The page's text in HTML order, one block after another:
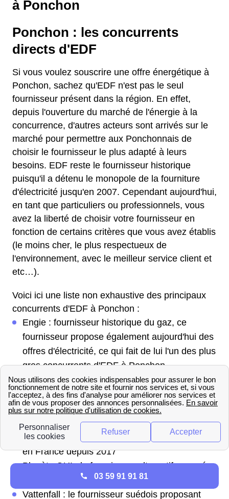
à Ponchon
Ponchon : les concurrents
directs d'EDF
Si vous voulez souscrire une offre énergétique à
Ponchon, sachez qu'EDF n'est pas le seul
fournisseur présent dans la région. En effet,
depuis l'ouverture du marché de l'énergie à la
concurrence, d'autres acteurs sont arrivés sur le
marché pour permettre aux Ponchonnais de
choisir le fournisseur le plus adapté à leurs
besoins. EDF reste le fournisseur historique
puisqu'il a détenu le monopole de la fourniture
d'électricité jusqu'en 2007. Cependant aujourd'hui,
en tant que particuliers ou professionnels, vous
avez la liberté de choisir votre fournisseur en
fonction de certains critères que vous avez établis
(le moins cher, le plus respectueux de
l'environnement, avec le meilleur service client et
etc…).
Voici ici une liste non exhaustive des principaux
concurrents d'EDF à Ponchon :
Engie : fournisseur historique du gaz, ce
fournisseur propose également aujourd'hui des
offres d'électricité, ce qui fait de lui l'un des plus
gros concurrents d'EDF à Ponchon
TotalEnergies : anciennement Total Direct
Énergie, ce fournisseur est né de la fusion
entre Total Spring et Direct Énergie et constitue
le 1er fournisseur alternatif de Picardie
Eni : le pétrolier italien, fournisseur d'électricité
en France depuis 2017
Planète OUI : le fournisseur alternatif engagé
dans les énergies renouvelables
Vattenfall : le fournisseur suédois proposant
03 59 91 91 81